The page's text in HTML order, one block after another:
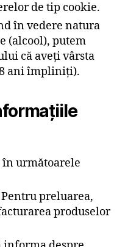
de tip cookie.
în vedere natura
(alcool), putem
că aveți vârsta
ani împliniți).
în următoarele
Pentru preluarea,
produselor